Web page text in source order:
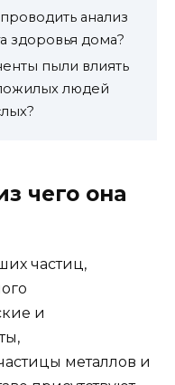
анализ
здоровья дома?
пыли влиять
людей
чего она
частиц,
и
металлов и